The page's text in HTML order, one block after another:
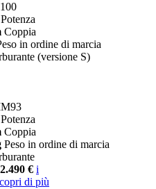
Potenza
Coppia
in ordine di marcia
(versione S)
Potenza
Coppia
Peso in ordine di marcia
€ i
di più